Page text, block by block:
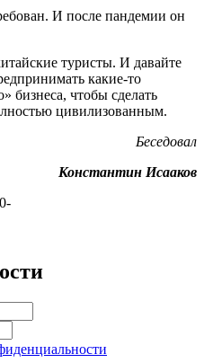
И после пандемии он
туристы. И давайте
какие-то
бизнеса, чтобы сделать
цивилизованным.
Беседовал
Константин Исааков